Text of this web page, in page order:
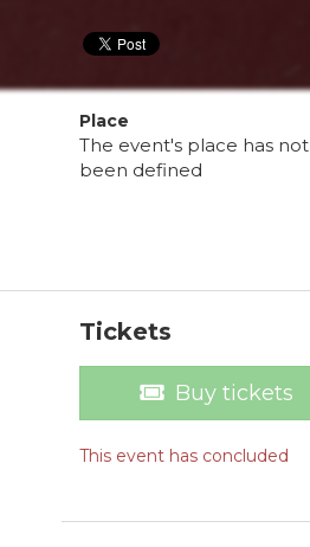
Place
The event's place has not
been defined
Tickets
Buy tickets
This event has concluded